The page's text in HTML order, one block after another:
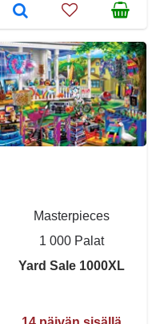
Masterpieces
1 000 Palat
Yard Sale 1000XL